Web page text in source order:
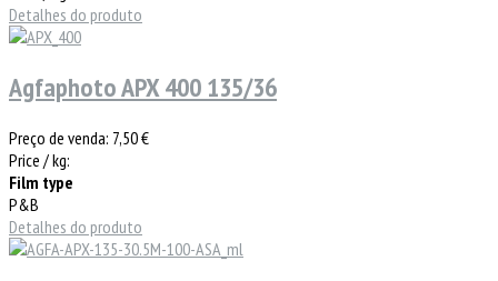
Detalhes do produto
Agfaphoto APX 400 135/36
Preço de venda: 7,50 €
Price / kg:
Film type
P&B
Detalhes do produto